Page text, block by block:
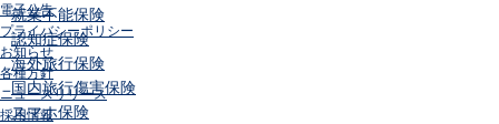
就業不能保険
認知症保険
海外旅行保険
国内旅行傷害保険
スマホ保険
電子公告
プライバシーポリシー
お知らせ
各種方針
ニュースリリース
採用情報